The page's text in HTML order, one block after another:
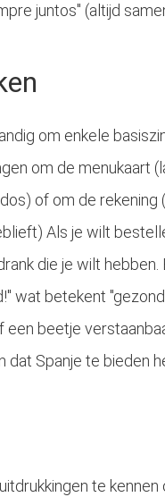
juntos" (altijd
om enkele
om de menukaart
of om de rekening
Als je wilt
die je wilt hebben.
wat betekent
een beetje
dat Spanje te bieden
te kennen